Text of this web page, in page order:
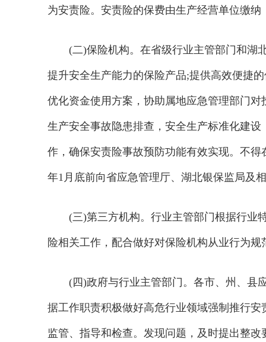
为安责险。安责险的保费由生产经营单位缴
(二)保险机构。在省级行业主管部门和湖
提升安全生产能力的保险产品;提供高效便捷
优化资金使用方案，协助属地应急管理部门
生产安全事故隐患排查，安全生产标准化建
作，确保安责险事故预防功能有效实现。不
年1月底前向省应急管理厅、湖北银保监局及
(三)第三方机构。行业主管部门根据行业
险相关工作，配合做好对保险机构从业行为
(四)政府与行业主管部门。各市、州、县
据工作职责积极做好高危行业领域强制推行
监管、指导和检查。发现问题，及时提出整改